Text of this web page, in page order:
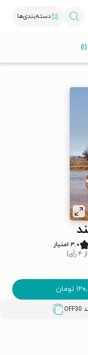
دسته‌بندی‌ها
۳.۰ امتیاز
۴ رأی)
تومان
OFF30